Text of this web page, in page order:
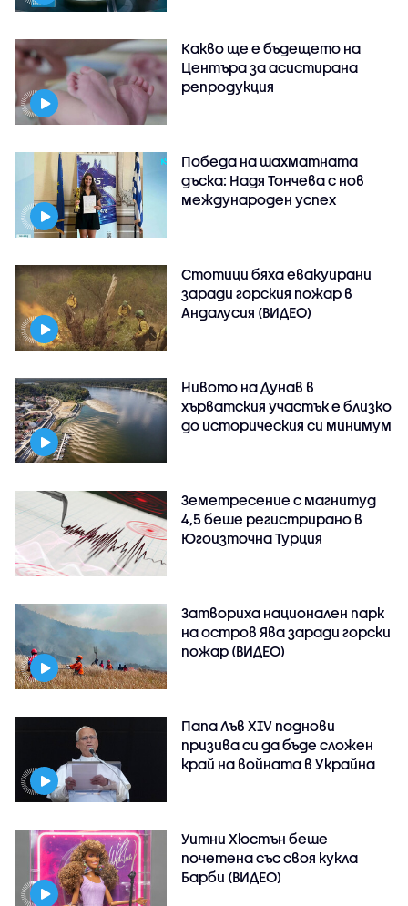
Какво ще е бъдещето на
Центъра за асистирана
репродукция
Победа на шахматната
дъска: Надя Тончева с нов
международен успех
Стотици бяха евакуирани
заради горския пожар в
Андалусия (ВИДЕО)
Нивото на Дунав в
хърватския участък е близко
до историческия си минимум
Земетресение с магнитуд
4,5 беше регистрирано в
Югоизточна Турция
Затвориха национален парк
на остров Ява заради горски
пожар (ВИДЕО)
Папа Лъв XIV поднови
призива си да бъде сложен
край на войната в Украйна
Уитни Хюстън беше
почетена със своя кукла
Барби (ВИДЕО)